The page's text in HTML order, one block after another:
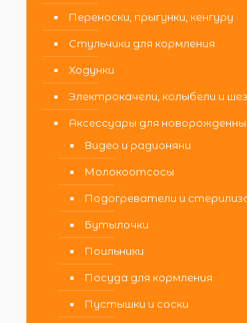
Переноски, прыгунки, кенгуру
Стульчики для кормления
Ходунки
Электрокачели, колыбели и
Аксессуары для
Видео и радионяни
Молокоотсосы
Подогреватели и
Бутылочки
Поильники
Посуда для кормления
Пустышки и соски